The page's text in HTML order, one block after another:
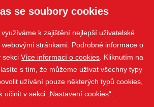
UŽITEČNÉ INFORMACE
Nezávazná poptávka
Whistleblowing
Sledujte nás
se soubory cookies
k zajištění nejlepší uživatelské
stránkami. Podrobné informace o
sekci Více informací o cookies . Kliknutím na
s tím, že můžeme užívat všechny typy
užívání pouze některých typů cookies,
učinit v sekci „Nastavení cookies“.